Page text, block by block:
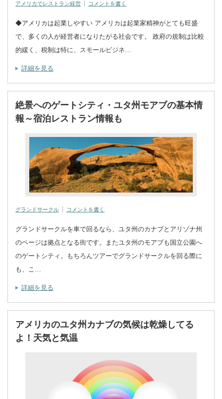
アメリカでレストラン経営 コメントを書く
◆アメリカは起業しやすい アメリカは起業家精神がとても旺盛
で、多くの人が経営者になりたがる社会です。 政府の規制は比較
的緩く、税制は特に、スモールビジネ…
詳細を見る
絶景へのゲートシティ・ユタ州モアブの基本情
報～宿泊レストラン情報も
グランドサークル コメントを書く
グランドサークルを車で回るなら、ユタ州のカナブとアリゾナ州
のページは拠点となる街です。またユタ州のモアブも国立公園へ
のゲートシティ。もちろんツアーでグランドサークルを回る際に
も、こ…
詳細を見る
アメリカのユタ州カナブの気候は乾燥してる
よ！天気と気温